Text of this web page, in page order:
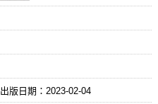
出版日期： 2023-02-04